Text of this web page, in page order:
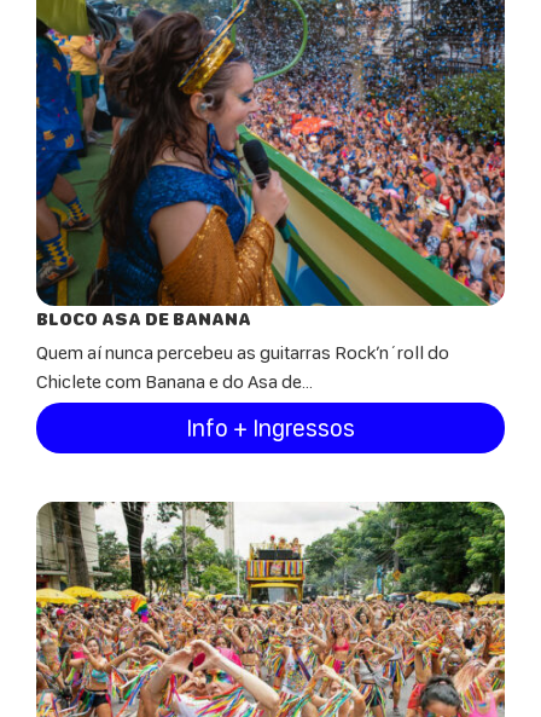
BLOCO ASA DE BANANA
Quem aí nunca percebeu as guitarras Rock’n´roll do
Chiclete com Banana e do Asa de...
Info + Ingressos